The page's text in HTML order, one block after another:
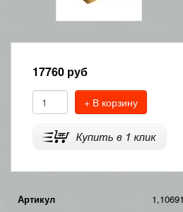
17760 руб
+ В корзину
Артикул